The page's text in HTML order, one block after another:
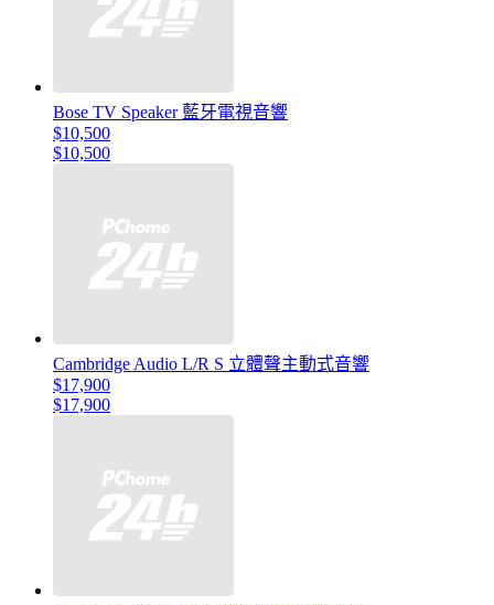
Bose TV Speaker 藍牙電視音響
$10,500
$10,500
Cambridge Audio L/R S 立體聲主動式音響
$17,900
$17,900